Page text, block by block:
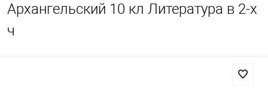
Архангельский 10 кл Литература в 2-х
ч